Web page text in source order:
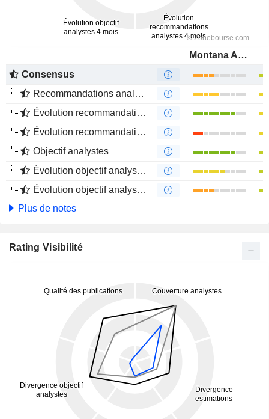
Montana Aerospace AG
Consensus
Recommandations analystes
Évolution recommandations analystes 1 an
Évolution recommandations analystes 4 mois
Objectif analystes
Évolution objectif analystes 1 an
Évolution objectif analystes 4 mois
Plus de notes
Rating Visibilité